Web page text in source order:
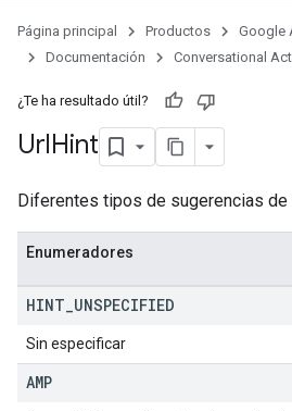
Página principal Productos
Google
Documentación
Conversational
¿Te ha resultado útil?
UrlHint
Diferentes tipos de sugerencias de
Enumeradores
HINT UNSPECIFIED
Sin especificar
AMP